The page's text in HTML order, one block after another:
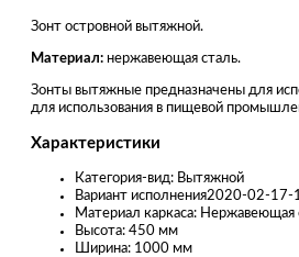
Зонт островной вытяжной.
Материал: нержавеющая сталь.
Зонты вытяжные предназначены для
для использования в пищевой
Характеристики
Категория-вид: Вытяжной
Вариант исполнения2020-02-
Материал каркаса: Нержавеющая
Высота: 450 мм
Ширина: 1000 мм